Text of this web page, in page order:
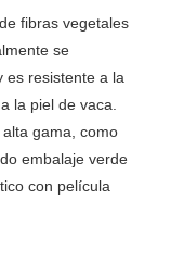
fibras vegetales
se
es resistente a la
la piel de vaca.
gama, como
embalaje verde
con película